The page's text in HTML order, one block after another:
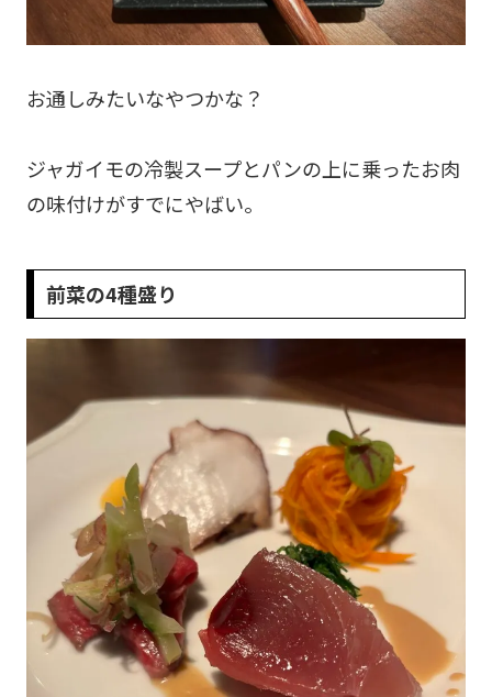
お通しみたいなやつかな？
ジャガイモの冷製スープとパンの上に乗ったお肉
の味付けがすでにやばい。
前菜の4種盛り